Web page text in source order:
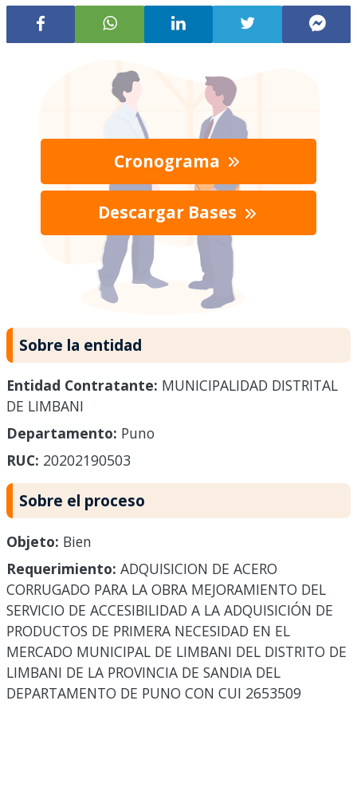
Cronograma
Descargar Bases
Sobre la entidad
Entidad Contratante: MUNICIPALIDAD DISTRITAL
DE LIMBANI
Departamento: Puno
RUC: 20202190503
Sobre el proceso
Objeto: Bien
Requerimiento: ADQUISICION DE ACERO
CORRUGADO PARA LA OBRA MEJORAMIENTO DEL
SERVICIO DE ACCESIBILIDAD A LA ADQUISICIÓN DE
PRODUCTOS DE PRIMERA NECESIDAD EN EL
MERCADO MUNICIPAL DE LIMBANI DEL DISTRITO DE
LIMBANI DE LA PROVINCIA DE SANDIA DEL
DEPARTAMENTO DE PUNO CON CUI 2653509